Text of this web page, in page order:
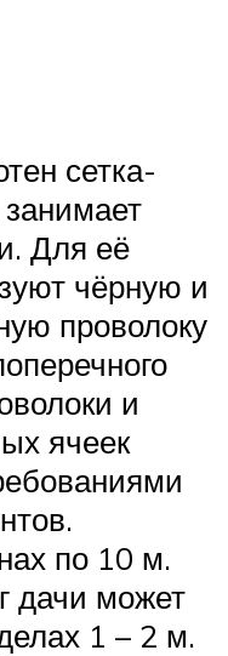
сетка-
Для её
чёрную и
проволоку
и
ячеек
по 10 м.
дачи может
1 – 2 м.